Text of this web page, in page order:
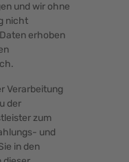
und wir ohne
nicht
erhoben
Verarbeitung
der
zum
und
in den